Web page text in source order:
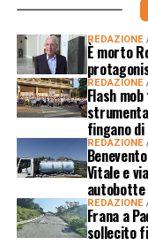
REDAZIONE
È morto
REDAZIONE
Flash
fingano di
REDAZIONE
Vitale e
autobotte
REDAZIONE
Frana a
sollecito